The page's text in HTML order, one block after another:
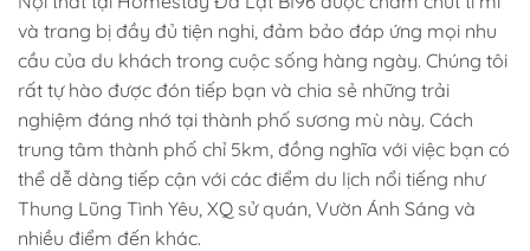
và trang bị đầy đủ tiện nghi, đảm bảo đáp ứng mọi nhu
cầu của du khách trong cuộc sống hàng ngày. Chúng tôi
rất tự hào được đón tiếp bạn và chia sẻ những trải
nghiệm đáng nhớ tại thành phố sương mù này. Cách
trung tâm thành phố chỉ 5km, đồng nghĩa với việc bạn có
thể dễ dàng tiếp cận với các điểm du lịch nổi tiếng như
Thung Lũng Tình Yêu, XQ sử quán, Vườn Ánh Sáng và
nhiều điểm đến khác.